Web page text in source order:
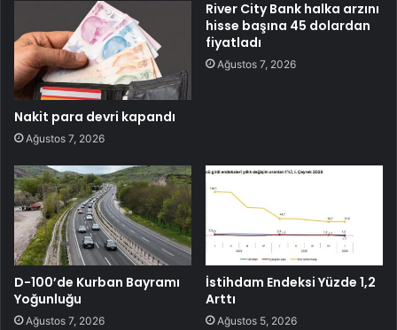
Nakit para devri kapandı
Ağustos 7, 2026
River City Bank halka arzını
hisse başına 45 dolardan
fiyatladı
Ağustos 7, 2026
D-100’de Kurban Bayramı
Yoğunluğu
Ağustos 7, 2026
İstihdam Endeksi Yüzde 1,2
Arttı
Ağustos 5, 2026